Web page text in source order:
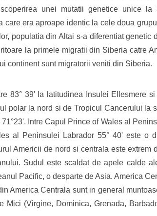
unei mutatii genetice unice la
era aproape identic la cele doua
populatia din Altai s-a diferentiat
la primele migratii din Siberia catre
continent sunt migratorii veniti din Siberia.
83° 39' la latitudinea Insulei Ellesmere
polar la nord si de Tropicul Cancerului la
Intre Capul Prince of Wales al
al Peninsulei Labrador 55° 40' este o
Americii de nord si centrala este extrem
Sudul este scaldat de apele calde
Pacific, o desparte de Asia. America
America Centrala sunt in general
(Virgine, Dominica, Grenada,